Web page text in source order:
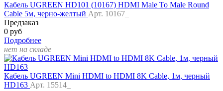
Кабель UGREEN HD101 (10167) HDMI Male To Male Round
Cable 5м, черно-желтый Арт. 10167_
Предзаказ
0 руб
Подробнее
нет на складе
Кабель UGREEN Mini HDMI to HDMI 8K Cable, 1м, черный
HD163 Арт. 15514_